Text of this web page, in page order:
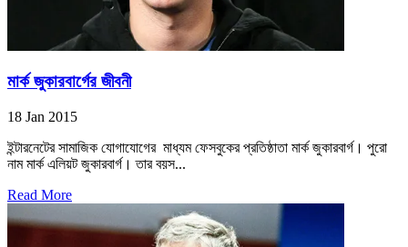
মার্ক জুকারবার্গের জীবনী
18 Jan 2015
ইন্টারনেটের সামাজিক যোগাযোগের মাধ্যম ফেসবুকের প্রতিষ্ঠাতা মার্ক জুকারবার্গ। পুরো
নাম মার্ক এলিয়ট জুকারবার্গ। তার বয়স...
Read More